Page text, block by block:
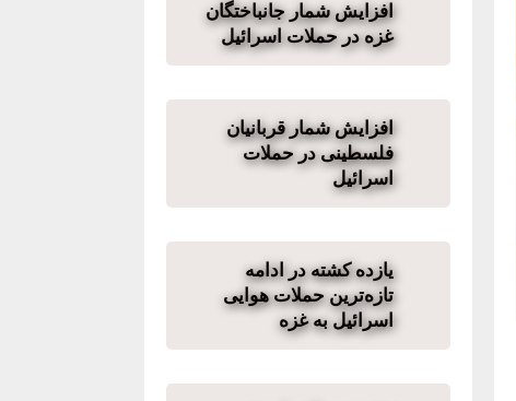
افزایش شمار جانباختگان
غزه در حملات اسرائیل
افزایش شمار قربانیان
فلسطینی در حملات
اسرائیل
یازده کشته در ادامه
تازه‌ترین حملات هوایی
اسرائیل به غزه